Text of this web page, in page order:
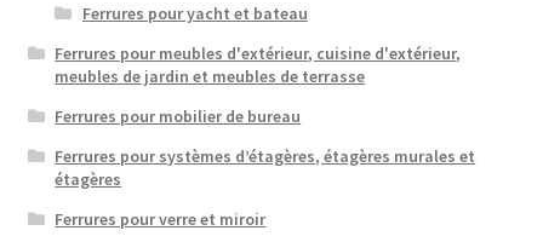
Ferrures pour yacht et bateau
Ferrures pour meubles d'extérieur, cuisine d'extérieur,
meubles de jardin et meubles de terrasse
Ferrures pour mobilier de bureau
Ferrures pour systèmes d’étagères, étagères murales et
étagères
Ferrures pour verre et miroir